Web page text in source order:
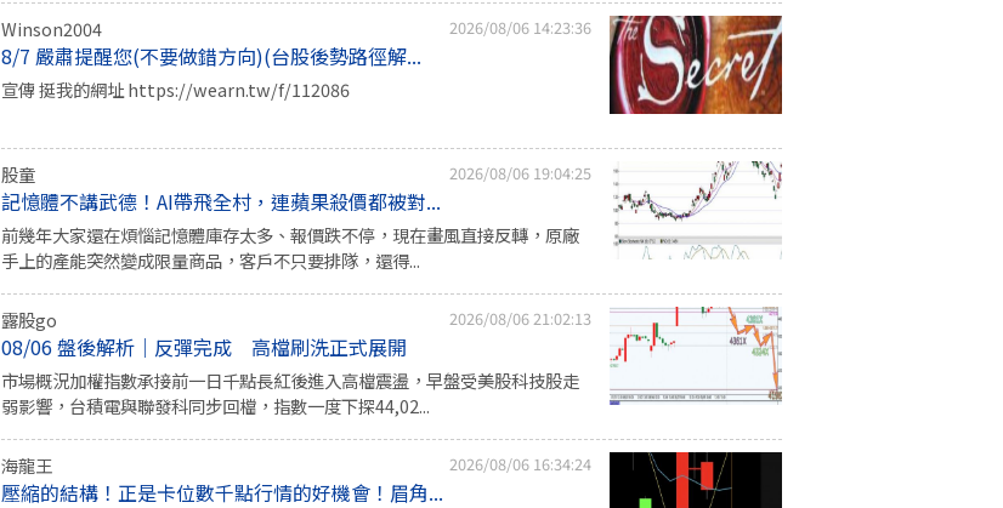
Winson2004 2026/08/06 14:23:36
8/7 嚴肅提醒您(不要做錯方向)(台股後勢路徑解...
宣傳 挺我的網址 https://wearn.tw/f/112086
股童 2026/08/06 19:04:25
記憶體不講武德！AI帶飛全村，連蘋果殺價都被對...
前幾年大家還在煩惱記憶體庫存太多、報價跌不停，現在畫風直接反轉，原廠
手上的產能突然變成限量商品，客戶不只要排隊，還得...
露股go 2026/08/06 21:02:13
08/06 盤後解析｜反彈完成 高檔刷洗正式展開
市場概況加權指數承接前一日千點長紅後進入高檔震盪，早盤受美股科技股走
弱影響，台積電與聯發科同步回檔，指數一度下探44,02...
海龍王 2026/08/06 16:34:24
壓縮的結構！正是卡位數千點行情的好機會！眉角...